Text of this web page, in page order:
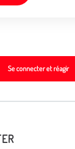
Se connecter et réagir